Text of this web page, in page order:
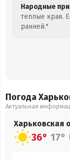
Народные
теплые края.
ранней."
Погода
Актуальная
Харьковская
36° 17°